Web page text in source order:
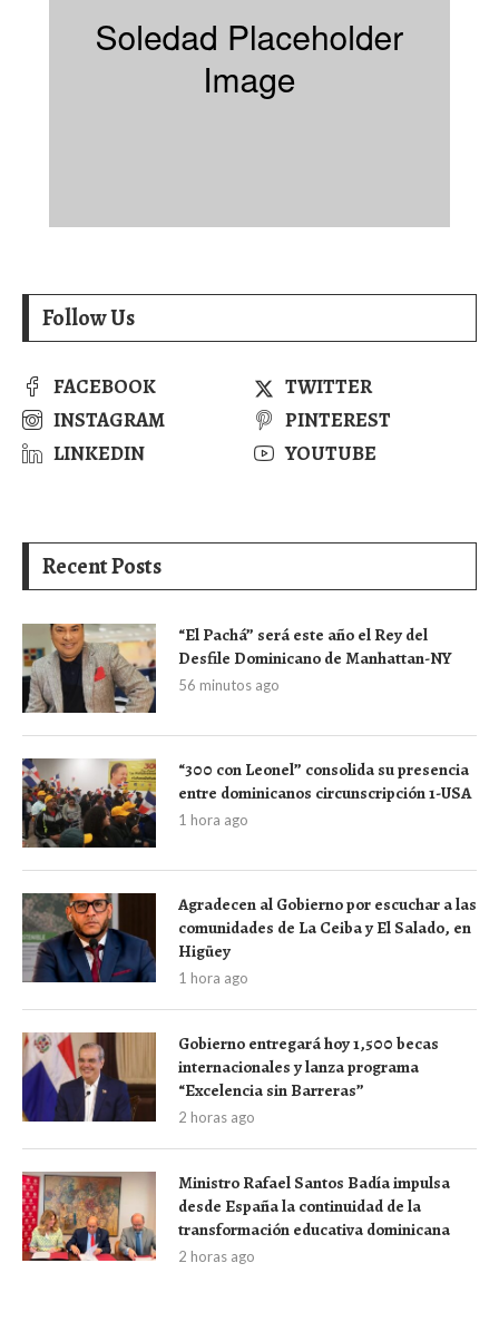
Follow Us
FACEBOOK
TWITTER
INSTAGRAM
PINTEREST
LINKEDIN
YOUTUBE
Recent Posts
“El Pachá” será este año el Rey del
Desfile Dominicano de Manhattan-NY
56 minutos ago
“300 con Leonel” consolida su presencia
entre dominicanos circunscripción 1-USA
1 hora ago
Agradecen al Gobierno por escuchar a las
comunidades de La Ceiba y El Salado, en
Higüey
1 hora ago
Gobierno entregará hoy 1,500 becas
internacionales y lanza programa
“Excelencia sin Barreras”
2 horas ago
Ministro Rafael Santos Badía impulsa
desde España la continuidad de la
transformación educativa dominicana
2 horas ago